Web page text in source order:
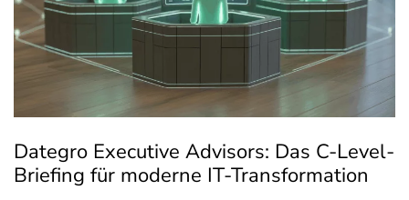
Dategro Executive Advisors: Das C-Level-
Briefing für moderne IT-Transformation